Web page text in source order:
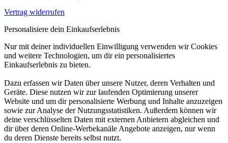
Vertrag widerrufen
Personalisiere dein Einkaufserlebnis
Nur mit deiner individuellen Einwilligung verwenden wir Cookies
und weitere Technologien, um dir ein personalisiertes
Einkaufserlebnis zu bieten.
Dazu erfassen wir Daten über unsere Nutzer, deren Verhalten und
Geräte. Diese nutzen wir zur laufenden Optimierung unserer
Website und um dir personalisierte Werbung und Inhalte anzuzeigen
sowie zur Analyse der Nutzungsstatistiken. Außerdem können wir
deine verschlüsselten Daten mit externen Anbietern abgleichen und
dir über deren Online-Werbekanäle Angebote anzeigen, nur wenn
du deren Dienste bereits selbst nutzt.